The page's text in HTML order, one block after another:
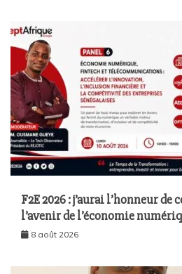
F2E 2026 : j’aurai l’honneur
l’avenir de l’économie
8 août 2026